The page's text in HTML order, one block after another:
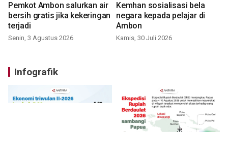
Pemkot Ambon salurkan air
bersih gratis jika kekeringan
terjadi
Senin, 3 Agustus 2026
Kemhan sosialisasi bela
negara kepada pelajar di
Ambon
Kamis, 30 Juli 2026
Infografik